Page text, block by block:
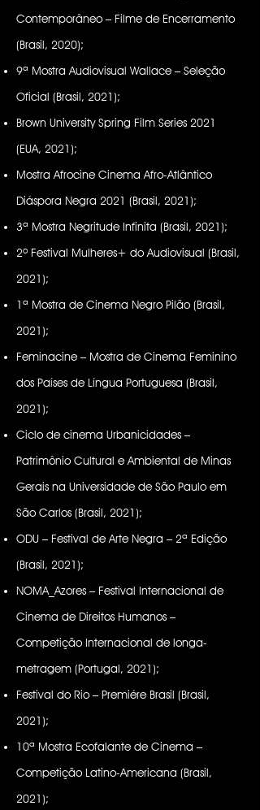
Contemporâneo – Filme de Encerramento
(Brasil, 2020);
9ª Mostra Audiovisual Wallace – Seleção
Oficial (Brasil, 2021);
Brown University Spring Film Series 2021
(EUA, 2021);
Mostra Afrocine Cinema Afro-Atlântico
Diáspora Negra 2021 (Brasil, 2021);
3ª Mostra Negritude Infinita (Brasil, 2021);
2º Festival Mulheres+ do Audiovisual (Brasil,
2021);
1ª Mostra de Cinema Negro Pilão (Brasil,
2021);
Feminacine – Mostra de Cinema Feminino
dos Países de Língua Portuguesa (Brasil,
2021);
Ciclo de cinema Urbanicidades –
Patrimônio Cultural e Ambiental de Minas
Gerais na Universidade de São Paulo em
São Carlos (Brasil, 2021);
ODU – Festival de Arte Negra – 2ª Edição
(Brasil, 2021);
NOMA_Azores – Festival Internacional de
Cinema de Direitos Humanos –
Competição Internacional de longa-
metragem (Portugal, 2021);
Festival do Rio – Premiére Brasil (Brasil,
2021);
10ª Mostra Ecofalante de Cinema –
Competição Latino-Americana (Brasil,
2021);